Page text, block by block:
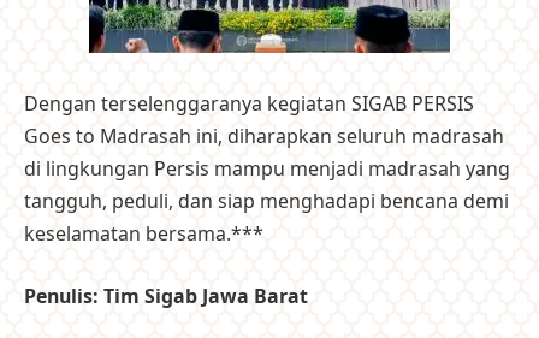
Dengan terselenggaranya kegiatan SIGAB PERSIS
Goes to Madrasah ini, diharapkan seluruh madrasah
di lingkungan Persis mampu menjadi madrasah yang
tangguh, peduli, dan siap menghadapi bencana demi
keselamatan bersama.***
Penulis: Tim Sigab Jawa Barat